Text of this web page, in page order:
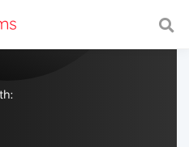
with a fast and